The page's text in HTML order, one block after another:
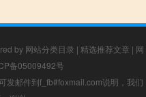
by 网站分类目录 | 精选推荐文章 | 网
备05009492号
发邮件到f_fb#foxmail.com说明，我们